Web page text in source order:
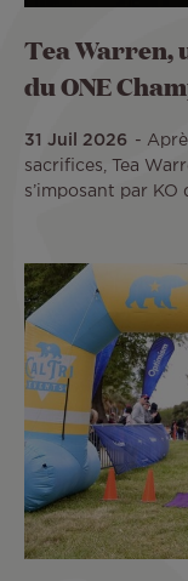
Tea Warren,
du ONE
31 Juil 2026
sacrifices, Tea
s’imposant par KO